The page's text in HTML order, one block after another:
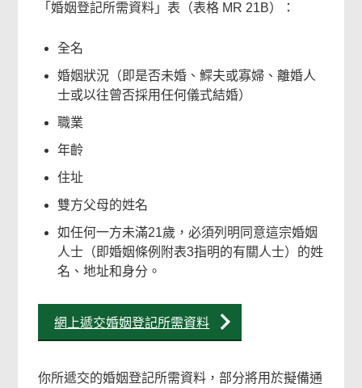
「婚姻登記所需資料」表（表格 MR 21B）：
全名
婚姻狀況（即是否未婚、鰥夫或寡婦、離婚人
士或以往曾否採用任何儀式結婚）
職業
年齡
住址
雙方父母的姓名
如任何一方未滿21歲，必須列明同意這宗婚姻
人士（即婚姻條例附表3指明的有關人士）的姓
名、地址和身分。
網上遞交婚姻登記所需資料
你所遞交的婚姻登記所需資料，部分將用於擬備通